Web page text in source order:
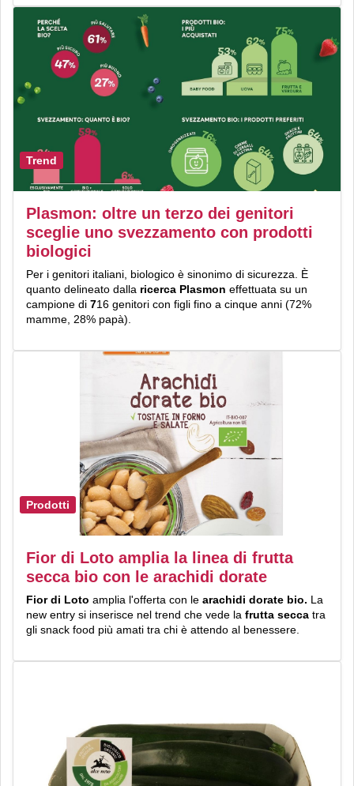
Trend
Plasmon: oltre un terzo dei genitori
sceglie uno svezzamento con prodotti
biologici
Per i genitori italiani, biologico è sinonimo di sicurezza. È
quanto delineato dalla ricerca Plasmon effettuata su un
campione di 716 genitori con figli fino a cinque anni (72%
mamme, 28% papà).
Prodotti
Fior di Loto amplia la linea di frutta
secca bio con le arachidi dorate
Fior di Loto amplia l'offerta con le arachidi dorate bio. La
new entry si inserisce nel trend che vede la frutta secca tra
gli snack food più amati tra chi è attendo al benessere.